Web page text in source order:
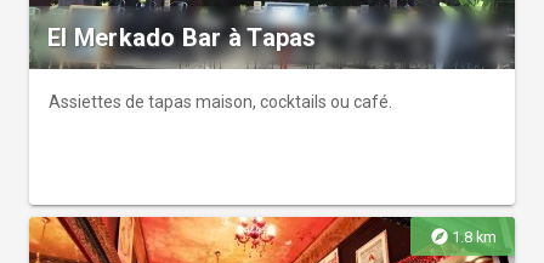
El Merkado Bar à Tapas
Assiettes de tapas maison, cocktails ou café.
explore 1.8 km